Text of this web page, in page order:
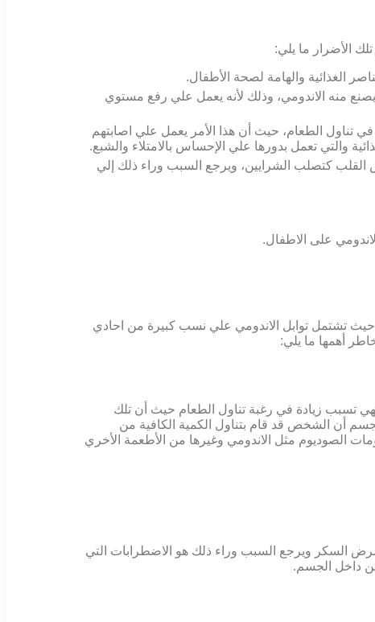
الأضرار ما يلي:
الغذائية والهامة لصحة الأطفال.
منه الاندومي، وذلك لأنه يعمل علي رفع مستوي
تناول الطعام، حيث أن هذا الأمر يعمل علي اصابتهم
والتي تعمل بدورها علي الإحساس بالامتلاء والشبع.
القلب كتصلب الشرايين، ويرجع السبب وراء ذلك إلي
على الاطفال.
حيث تشتمل توابل الاندومي علي نسب كبيرة من احادي
أهمها ما يلي:
تسبب زيادة في رغبة تناول الطعام حيث أن تلك
أن الشخص قد قام بتناول الكمية الكافية من
الصوديوم مثل الاندومي وغيرها من الأطعمة الأخري
السكر ويرجع السبب وراء ذلك هو الاضطرابات التي
داخل الجسم.